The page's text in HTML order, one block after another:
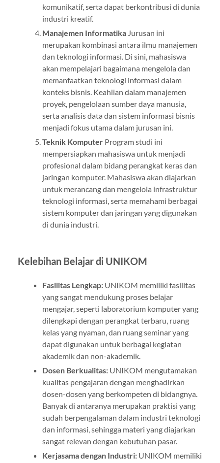
komunikatif, serta dapat berkontribusi di dunia
industri kreatif.
Manajemen InformatikaJurusan ini
merupakan kombinasi antara ilmu manajemen
dan teknologi informasi. Di sini, mahasiswa
akan mempelajari bagaimana mengelola dan
memanfaatkan teknologi informasi dalam
konteks bisnis. Keahlian dalam manajemen
proyek, pengelolaan sumber daya manusia,
serta analisis data dan sistem informasi bisnis
menjadi fokus utama dalam jurusan ini.
Teknik KomputerProgram studi ini
mempersiapkan mahasiswa untuk menjadi
profesional dalam bidang perangkat keras dan
jaringan komputer. Mahasiswa akan diajarkan
untuk merancang dan mengelola infrastruktur
teknologi informasi, serta memahami berbagai
sistem komputer dan jaringan yang digunakan
di dunia industri.
Kelebihan Belajar di UNIKOM
Fasilitas Lengkap:UNIKOM memiliki fasilitas
yang sangat mendukung proses belajar
mengajar, seperti laboratorium komputer yang
dilengkapi dengan perangkat terbaru, ruang
kelas yang nyaman, dan ruang seminar yang
dapat digunakan untuk berbagai kegiatan
akademik dan non-akademik.
Dosen Berkualitas:UNIKOM mengutamakan
kualitas pengajaran dengan menghadirkan
dosen-dosen yang berkompeten di bidangnya.
Banyak di antaranya merupakan praktisi yang
sudah berpengalaman dalam industri teknologi
dan informasi, sehingga materi yang diajarkan
sangat relevan dengan kebutuhan pasar.
Kerjasama dengan Industri:UNIKOM memiliki